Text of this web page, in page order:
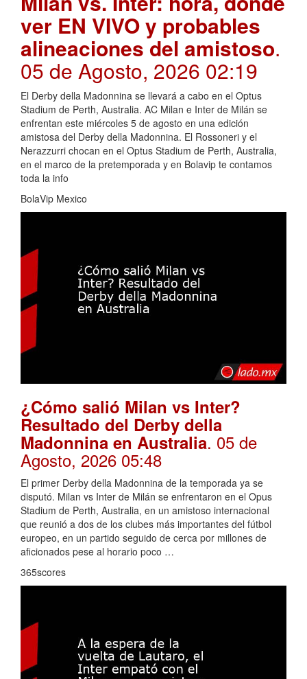
ver EN VIVO y probables
alineaciones del amistoso.
05 de Agosto, 2026 02:19
El Derby della Madonnina se llevará a cabo en el Optus
Stadium de Perth, Australia. AC Milan e Inter de Milán se
enfrentan este miércoles 5 de agosto en una edición
amistosa del Derby della Madonnina. El Rossoneri y el
Nerazzurri chocan en el Optus Stadium de Perth, Australia,
en el marco de la pretemporada y en Bolavip te contamos
toda la info
BolaVip Mexico
¿Cómo salió Milan vs Inter?
Resultado del Derby della
Madonnina en Australia. 05 de
Agosto, 2026 05:48
El primer Derby della Madonnina de la temporada ya se
disputó. Milan vs Inter de Milán se enfrentaron en el Opus
Stadium de Perth, Australia, en un amistoso internacional
que reunió a dos de los clubes más importantes del fútbol
europeo, en un partido seguido de cerca por millones de
aficionados pese al horario poco …
365scores